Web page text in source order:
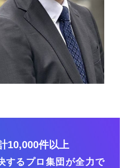
10,000件以上
するプロ集団が全力で